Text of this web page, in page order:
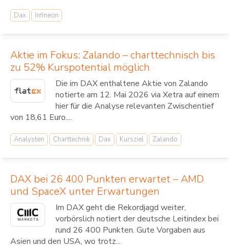
Dax Infineon
Aktie im Fokus: Zalando – charttechnisch bis
zu 52% Kurspotential möglich
Die im DAX enthaltene Aktie von Zalando
notierte am 12. Mai 2026 via Xetra auf einem
hier für die Analyse relevanten Zwischentief
von 18,61 Euro....
Analysten Charttechnik Dax Kursziel Zalando
DAX bei 26 400 Punkten erwartet – AMD
und SpaceX unter Erwartungen
Im DAX geht die Rekordjagd weiter,
vorbörslich notiert der deutsche Leitindex bei
rund 26 400 Punkten. Gute Vorgaben aus
Asien und den USA, wo trotz...